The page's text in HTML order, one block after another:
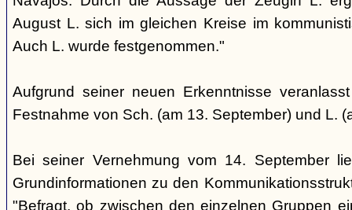
August L. sich im gleichen Kreise im
Auch L. wurde festgenommen."
Aufgrund seiner neuen Erkenntnisse
Festnahme von Sch. (am 13. September) und L.
Bei seiner Vernehmung vom 14. September
Grundinformationen zu den
"Befragt, ob zwischen den einzelnen Gruppen